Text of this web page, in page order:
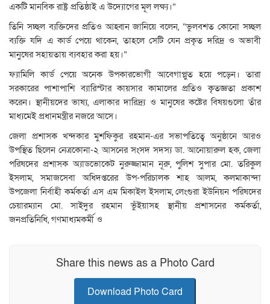
একটি মানবিক রাষ্ট্র প্রতিষ্ঠাই এ উদ্যোগের মূল লক্ষ্য।”
তিনি সচ্ছল ব্যক্তিদের প্রতিও আহ্বান জানিয়ে বলেন, “ভুলবশত কোনো সচ্ছল
ব্যক্তি যদি এ কার্ড পেয়ে থাকেন, তাহলে সেটি যেন প্রকৃত দরিদ্র ও অভাবী
মানুষের সহায়তায় ব্যবহার করা হয়।”
ফ্যামিলি কার্ড পেয়ে অনেক উপকারভোগী আবেগাপ্লুত হয়ে পড়েন। তারা
সরকারের পাশাপাশি ব্যারিস্টার কায়সার কামালের প্রতিও কৃতজ্ঞতা প্রকাশ
করেন। স্থানীয়দের ভাষ্য, এলাকার দারিদ্র্য ও মানুষের কষ্টের বিষয়গুলো তাঁর
মাধ্যমেই প্রধানমন্ত্রীর নজরে আসে।
জেলা প্রশাসক খন্দকার মুশফিকুর রহমান-এর সভাপতিত্বে অনুষ্ঠানে আরও
উপস্থিত ছিলেন নেত্রকোনা-২ আসনের সংসদ সদস্য ডা. আনোয়ারুল হক, জেলা
পরিষদের প্রশাসক অ্যাডভোকেট নুরুজ্জামান নূরু, পুলিশ সুপার মো. তরিকুল
ইসলাম, সমাজসেবা অধিদপ্তরের উপ-পরিচালক শাহ আলম, কলমাকান্দা
উপজেলা নির্বাহী কর্মকর্তা এস এম মিকাইল ইসলাম, লেংগুরা ইউনিয়ন পরিষদের
চেয়ারম্যান মো. সাইদুর রহমান ভুঁইয়াসহ স্থানীয় প্রশাসনের কর্মকর্তা,
জনপ্রতিনিধি, গণমাধ্যমকর্মী ও
Share this news as a Photo Card
Download Photo Card